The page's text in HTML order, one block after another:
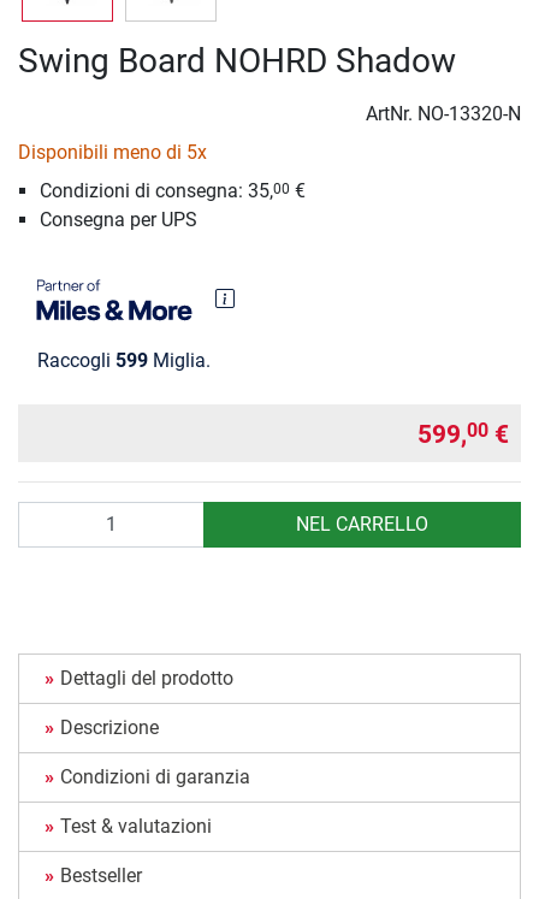
Swing Board NOHRD Shadow
ArtNr. NO-13320-N
Disponibili meno di 5x
Condizioni di consegna: 35,00 €
Consegna per UPS
Raccogli 599 Miglia.
599,00 €
NEL CARRELLO
Dettagli del prodotto
Descrizione
Condizioni di garanzia
Test & valutazioni
Bestseller